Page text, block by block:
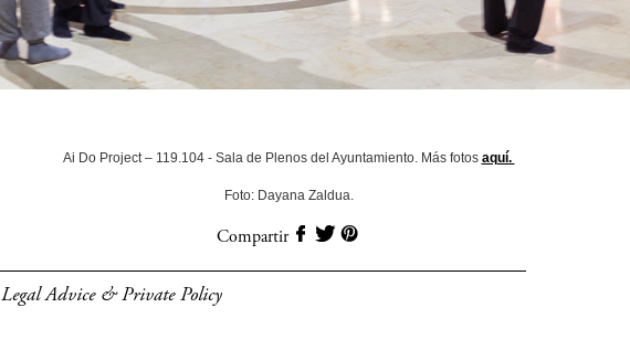
Ai Do Project – 119.104 - Sala de Plenos del Ayuntamiento. Más fotos aquí.
Foto: Dayana Zaldua.
Compartir
Legal Advice & Private Policy